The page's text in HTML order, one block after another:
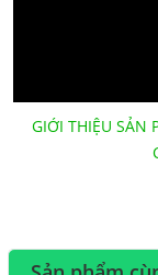
GIỚI THIỆU SẢN